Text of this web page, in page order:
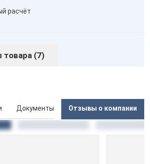
расчёт
товара (7)
Документы Отзывы о компании